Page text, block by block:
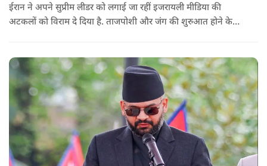
ईरान ने अपने सुप्रीम लीडर को लगाई जा रहीं इजरायली मीडिया की
अटकलों को विराम दे दिया है. ताजपोशी और जंग की शुरुआत होने के